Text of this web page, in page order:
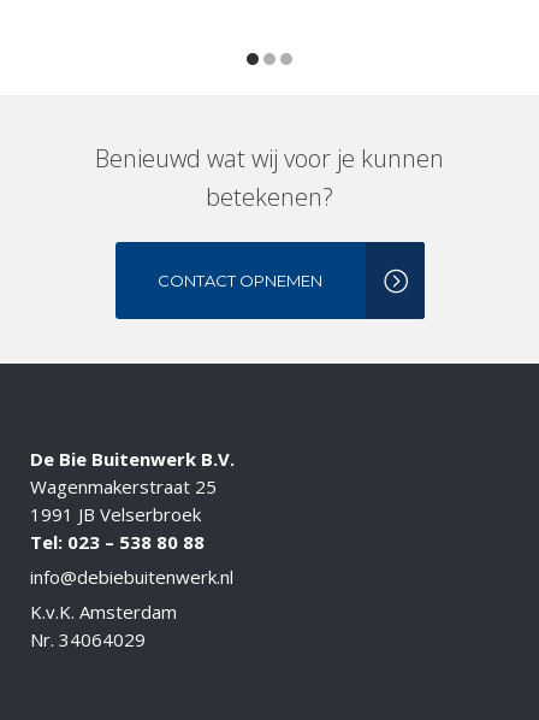
Benieuwd wat wij voor je kunnen
betekenen?
CONTACT OPNEMEN
De Bie Buitenwerk B.V.
Wagenmakerstraat 25
1991 JB Velserbroek
Tel: 023 – 538 80 88
info@debiebuitenwerk.nl
K.v.K. Amsterdam
Nr. 34064029